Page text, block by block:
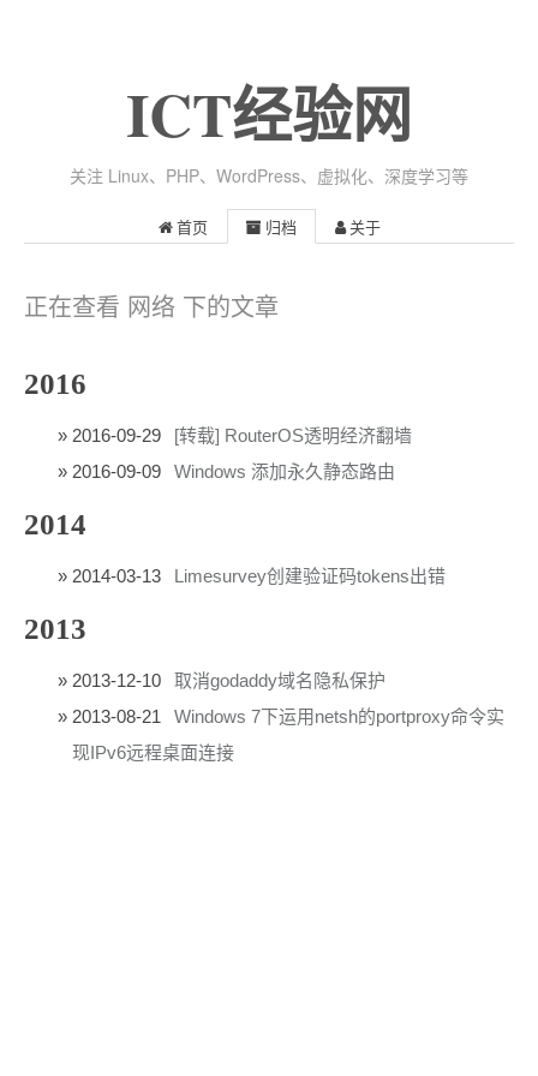
ICT经验网
关注 Linux、PHP、WordPress、虚拟化、深度学习等
首页 归档 关于
正在查看 网络 下的文章
2016
2016-09-29
[转载] RouterOS透明经济翻墙
2016-09-09
Windows 添加永久静态路由
2014
2014-03-13 Limesurvey创建验证码tokens出错
2013
2013-12-10
取消godaddy域名隐私保护
2013-08-21
Windows 7下运用netsh的portproxy命令实
现IPv6远程桌面连接